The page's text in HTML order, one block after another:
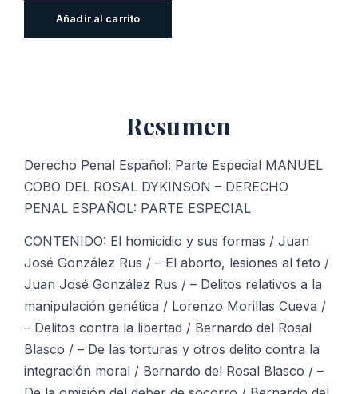
Añadir al carrito
Resumen
Derecho Penal Español: Parte Especial MANUEL
COBO DEL ROSAL DYKINSON – DERECHO
PENAL ESPAÑOL: PARTE ESPECIAL
CONTENIDO: El homicidio y sus formas / Juan
José González Rus / – El aborto, lesiones al feto /
Juan José González Rus / – Delitos relativos a la
manipulación genética / Lorenzo Morillas Cueva /
– Delitos contra la libertad / Bernardo del Rosal
Blasco / – De las torturas y otros delito contra la
integración moral / Bernardo del Rosal Blasco / –